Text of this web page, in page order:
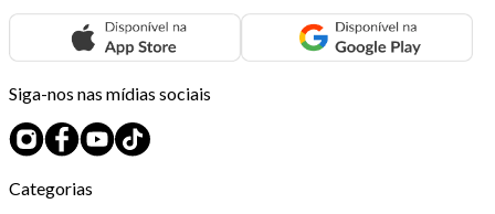
Siga-nos nas mídias sociais
Categorias